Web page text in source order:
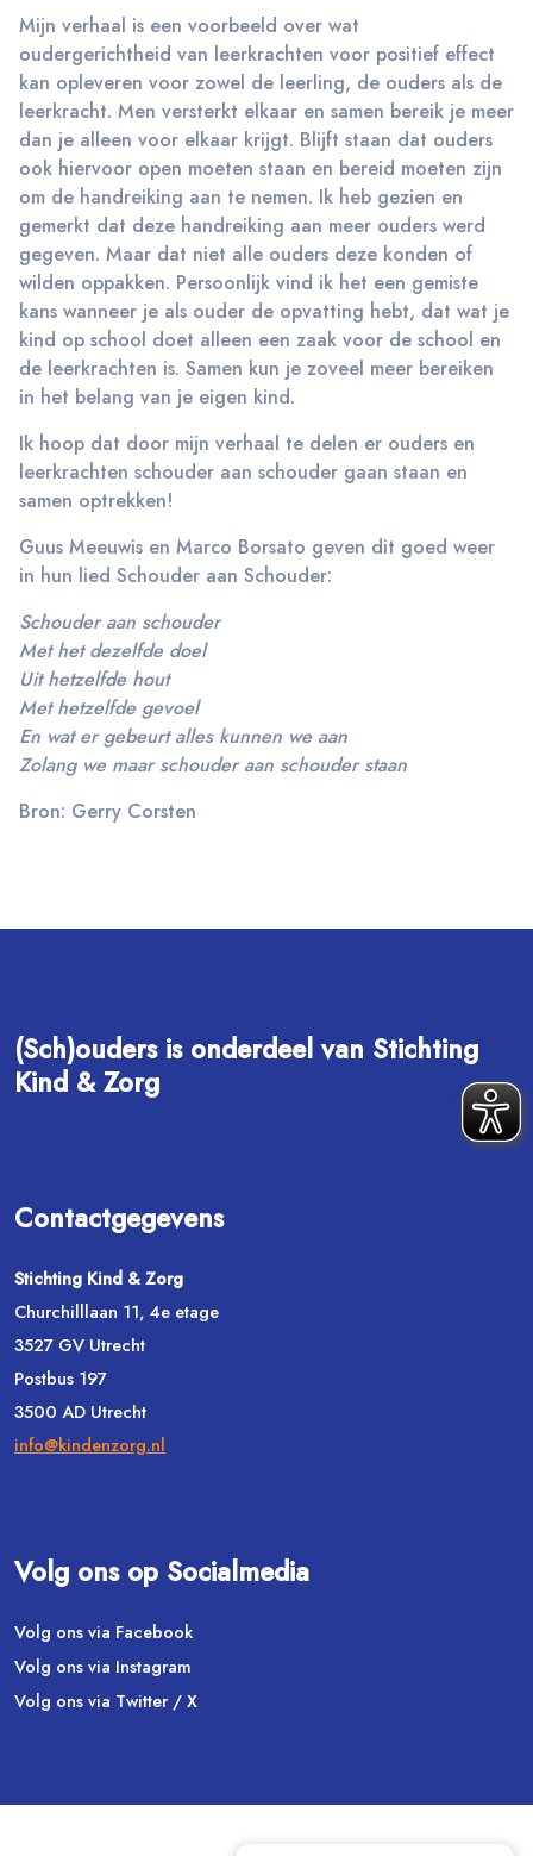
Mijn verhaal is een voorbeeld over wat
oudergerichtheid van leerkrachten voor positief effect
kan opleveren voor zowel de leerling, de ouders als de
leerkracht. Men versterkt elkaar en samen bereik je meer
dan je alleen voor elkaar krijgt. Blijft staan dat ouders
ook hiervoor open moeten staan en bereid moeten zijn
om de handreiking aan te nemen. Ik heb gezien en
gemerkt dat deze handreiking aan meer ouders werd
gegeven. Maar dat niet alle ouders deze konden of
wilden oppakken. Persoonlijk vind ik het een gemiste
kans wanneer je als ouder de opvatting hebt, dat wat je
kind op school doet alleen een zaak voor de school en
de leerkrachten is. Samen kun je zoveel meer bereiken
in het belang van je eigen kind.
Ik hoop dat door mijn verhaal te delen er ouders en
leerkrachten schouder aan schouder gaan staan en
samen optrekken!
Guus Meeuwis en Marco Borsato geven dit goed weer
in hun lied Schouder aan Schouder:
Schouder aan schouder
Met het dezelfde doel
Uit hetzelfde hout
Met hetzelfde gevoel
En wat er gebeurt alles kunnen we aan
Zolang we maar schouder aan schouder staan
Bron: Gerry Corsten
(Sch)ouders is onderdeel van Stichting
Kind & Zorg
Contactgegevens
Stichting Kind & Zorg
Churchilllaan 11, 4e etage
3527 GV Utrecht
Postbus 197
3500 AD Utrecht
info@kindenzorg.nl
Volg ons op Socialmedia
Volg ons via Facebook
Volg ons via Instagram
Volg ons via Twitter / X